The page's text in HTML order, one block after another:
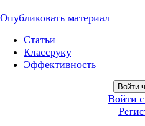
Опубликовать материал
Статьи
Классруку
Эффективность
Войти
Войти